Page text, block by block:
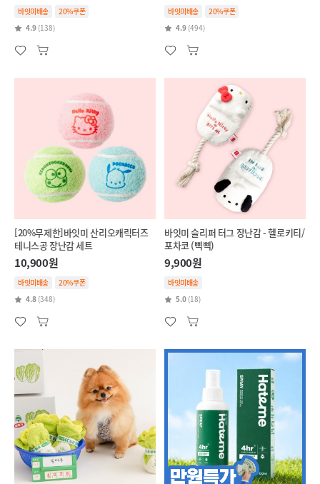
바잇미배송
20%쿠폰
4.9 (138)
바잇미배송
20%쿠폰
4.9 (494)
[20%무제한]바잇미 산리오캐릭터즈
테니스공 장난감 세트
10,900원
바잇미배송
20%쿠폰
4.8 (348)
바잇미 슬리퍼 터그 장난감 - 헬로키티/
포차코 (삑삑)
9,900원
바잇미배송
5.0 (18)